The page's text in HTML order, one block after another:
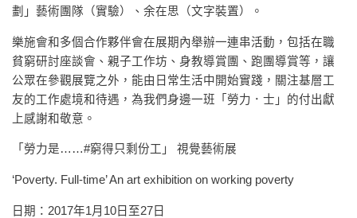
劃」藝術團隊（實驗）、余在思（文字裝置）。
樂施會和多個合作夥伴會在展期內舉辦一連串活動，包括在職
貧窮研討座談會、親子工作坊、身教導賞團、跑團導賞等，讓
公眾在參觀展覽之外，能由日常生活中開始實踐，關注基層工
友的工作處境和待遇，為我們身邊一班「勞力．士」的付出獻
上感謝和敬意。
「勞力是……#窮得只剩份工」 視覺藝術展
‘Poverty. Full-time’ An art exhibition on working poverty
日期：2017年1月10日至27日